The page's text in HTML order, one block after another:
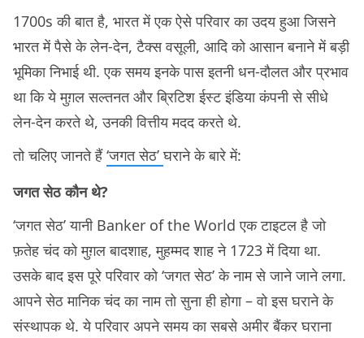
1700s की बात है, भारत में एक ऐसे परिवार का उदय हुआ जिसने
भारत में पैसे के लेन-देन, टैक्स वसूली, आदि को आसान बनाने में बड़ी
भूमिका निभाई थी. एक समय इनके पास इतनी धन-दौलत और प्रभाव
था कि ये मुग़ल सल्तनत और ब्रिटिश ईस्ट इंडिया कंपनी से सीधे
लेन-देन करते थे, उनकी वित्तीय मदद करते थे.
तो चलिए जानते हैं‘जगत सेठ’घराने के बारे में:
जगत सेठ कौन थे?
‘जगत सेठ’ यानी Banker of the World एक टाइटल है जो
फ़तेह चंद को मुग़ल बादशाह, मुहम्मद शाह ने 1723 में दिया था.
उसके बाद इस पूरे परिवार को ‘जगत सेठ’ के नाम से जाने जाने लगा.
आपने सेठ मानिक चंद का नाम तो सुना ही होगा – वो इस घराने के
संस्थापक थे. ये परिवार अपने समय का सबसे अमीर बैंकर घराना